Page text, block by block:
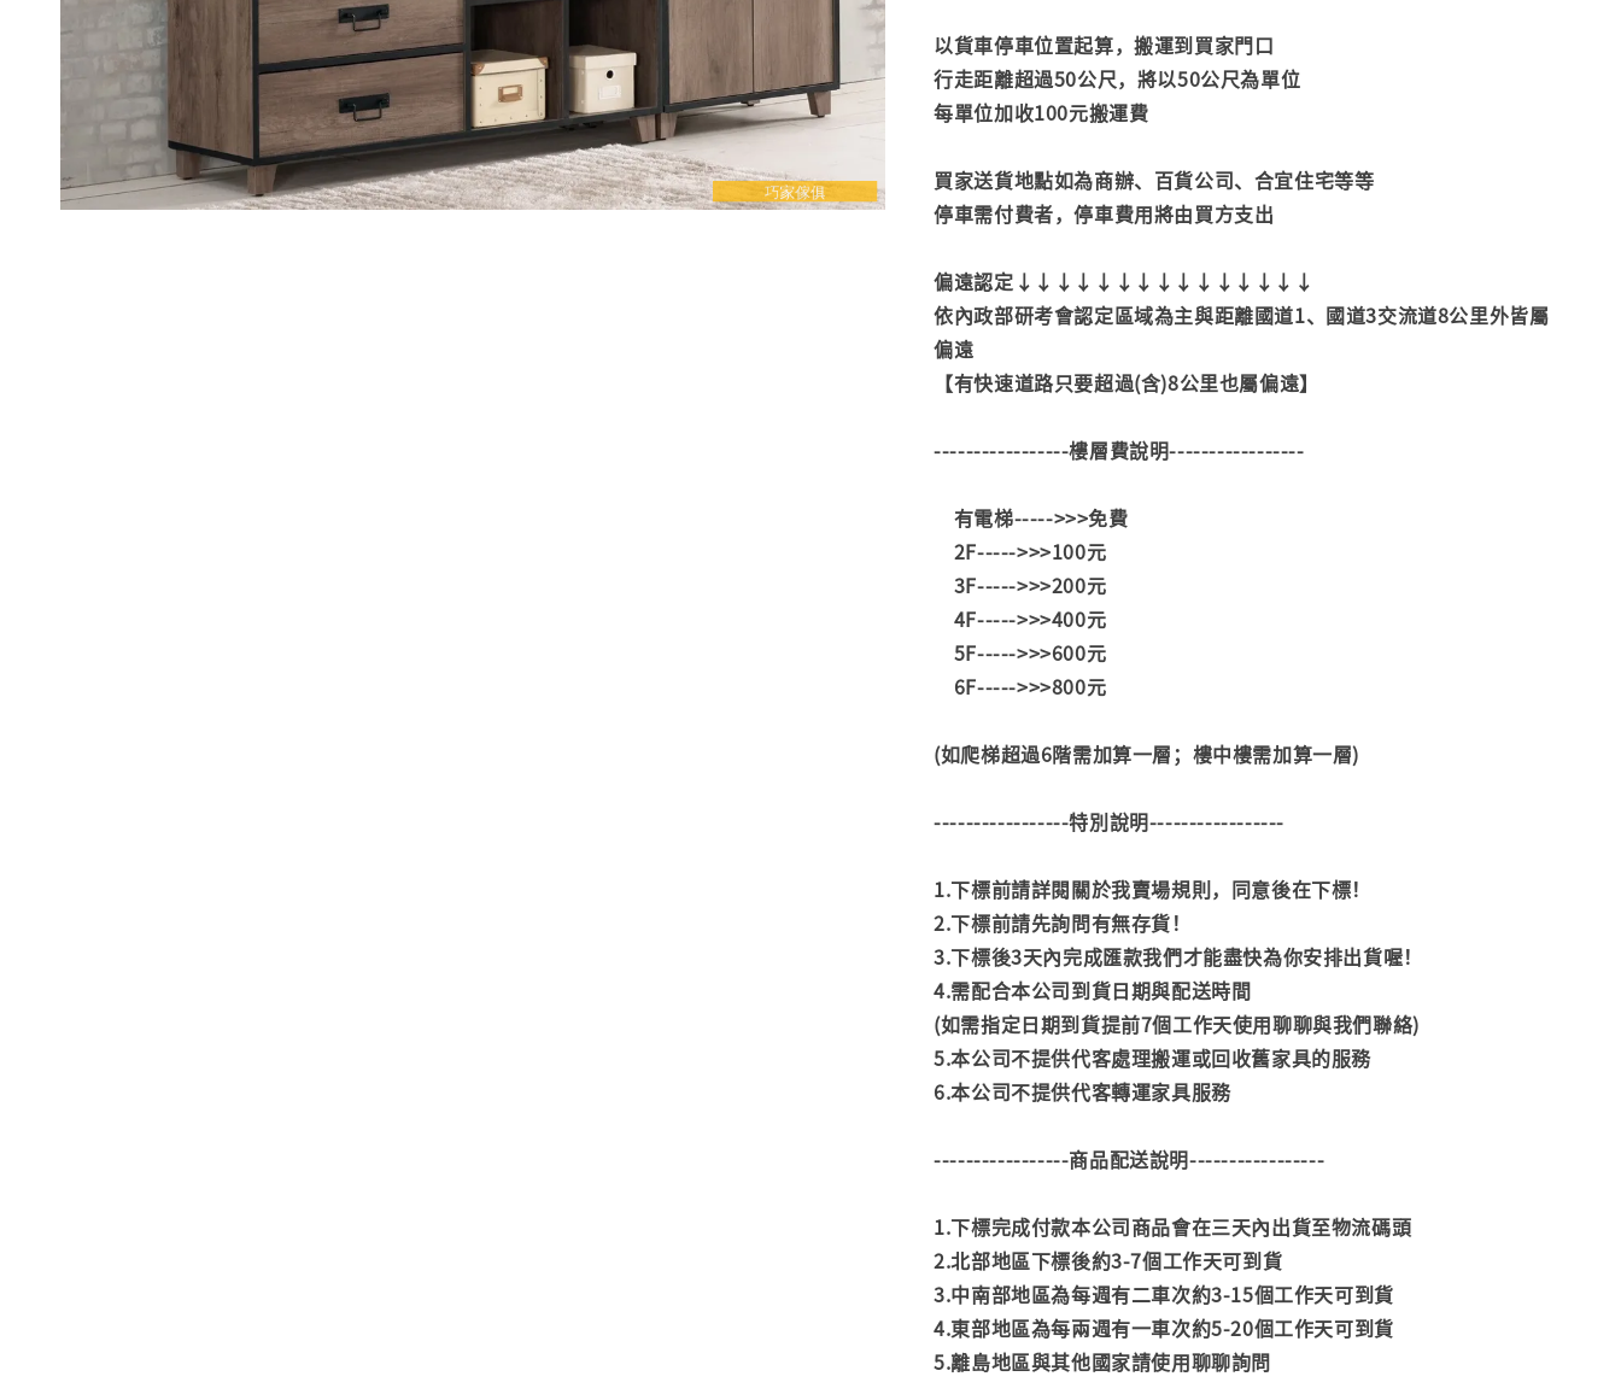
以貨車停車位置起算，搬運到買家門口
行走距離超過50公尺，將以50公尺為單位
每單位加收100元搬運費
買家送貨地點如為商辦、百貨公司、合宜住宅等等
停車需付費者，停車費用將由買方支出
偏遠認定↓↓↓↓↓↓↓↓↓↓↓↓↓↓↓
依內政部研考會認定區域為主與距離國道1、國道3交流道8公里外皆屬
偏遠
【有快速道路只要超過(含)8公里也屬偏遠】
-----------------樓層費說明-----------------
有電梯----->>>免費
2F----->>>100元
3F----->>>200元
4F----->>>400元
5F----->>>600元
6F----->>>800元
(如爬梯超過6階需加算一層；樓中樓需加算一層)
-----------------特別說明-----------------
1.下標前請詳閱關於我賣場規則，同意後在下標！
2.下標前請先詢問有無存貨！
3.下標後3天內完成匯款我們才能盡快為你安排出貨喔！
4.需配合本公司到貨日期與配送時間
(如需指定日期到貨提前7個工作天使用聊聊與我們聯絡)
5.本公司不提供代客處理搬運或回收舊家具的服務
6.本公司不提供代客轉運家具服務
-----------------商品配送說明-----------------
1.下標完成付款本公司商品會在三天內出貨至物流碼頭
2.北部地區下標後約3-7個工作天可到貨
3.中南部地區為每週有二車次約3-15個工作天可到貨
4.東部地區為每兩週有一車次約5-20個工作天可到貨
5.離島地區與其他國家請使用聊聊詢問